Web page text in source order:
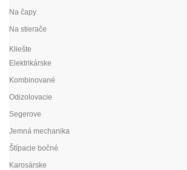
Na čapy
Na stierače
Kliešte
Elektrikárske
Kombinované
Odizolovacie
Segerove
Jemná mechanika
Štípacie bočné
Karosárske